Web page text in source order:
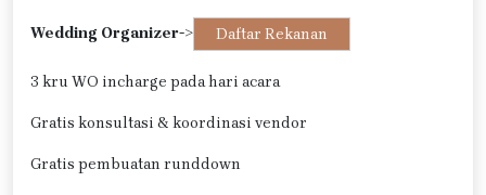
Wedding Organizer-> Daftar Rekanan
3 kru WO incharge pada hari acara
Gratis konsultasi & koordinasi vendor
Gratis pembuatan runddown